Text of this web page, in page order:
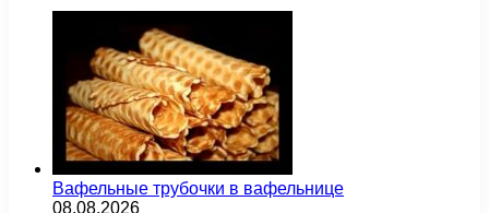
Вафельные трубочки в вафельнице
08.08.2026